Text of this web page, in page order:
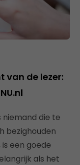
van de lezer:
die te
bezighouden
een goede
als het